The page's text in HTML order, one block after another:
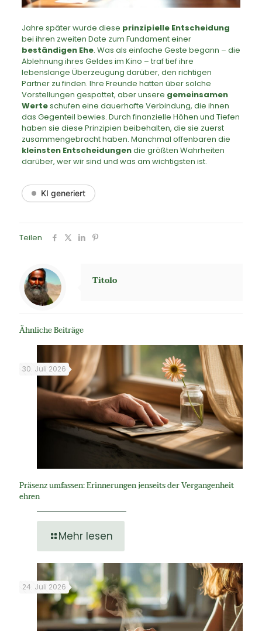
Jahre später wurde diese prinzipielle Entscheidung
bei ihren zweiten Date zum Fundament einer
beständigen Ehe. Was als einfache Geste begann – die
Ablehnung ihres Geldes im Kino – traf tief ihre
lebenslange Überzeugung darüber, den richtigen
Partner zu finden. Ihre Freunde hatten über solche
Vorstellungen gespottet, aber unsere gemeinsamen
Werteschufen eine dauerhafte Verbindung, die ihnen
das Gegenteil bewies. Durch finanzielle Höhen und Tiefen
haben sie diese Prinzipien beibehalten, die sie zuerst
zusammengebracht haben. Manchmal offenbaren die
kleinsten Entscheidungendie größten Wahrheiten
darüber, wer wir sind und was am wichtigsten ist.
KI generiert
Teilen
Titolo
Ähnliche Beiträge
30. Juli 2026
Präsenz umfassen: Erinnerungen jenseits der Vergangenheit
ehren
Mehr lesen
24. Juli 2026